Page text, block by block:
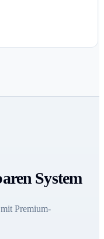
System
Premium-